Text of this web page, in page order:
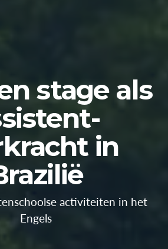
stage als
in
activiteiten in het
Engels